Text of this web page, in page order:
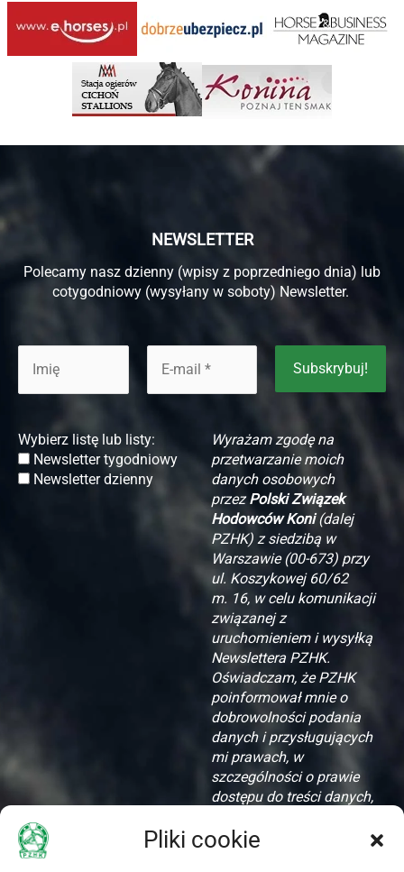
Pliki cookie
NEWSLETTER
Polecamy nasz dzienny (wpisy z poprzedniego dnia) lub
cotygodniowy (wysyłany w soboty) Newsletter.
Wybierz listę lub listy:
Newsletter tygodniowy
Newsletter dzienny
Wyrażam zgodę na
przetwarzanie moich
danych osobowych
przezPolski Związek
Hodowców Koni(dalej
PZHK) z siedzibą w
Warszawie (00-673) przy
ul. Koszykowej 60/62
m. 16, w celu komunikacji
związanej z
uruchomieniem i wysyłką
Newslettera PZHK.
Oświadczam, że PZHK
poinformował mnie o
dobrowolności podania
danych i przysługujących
mi prawach, w
szczególności o prawie
dostępu do treści danych,
zapomnienia.